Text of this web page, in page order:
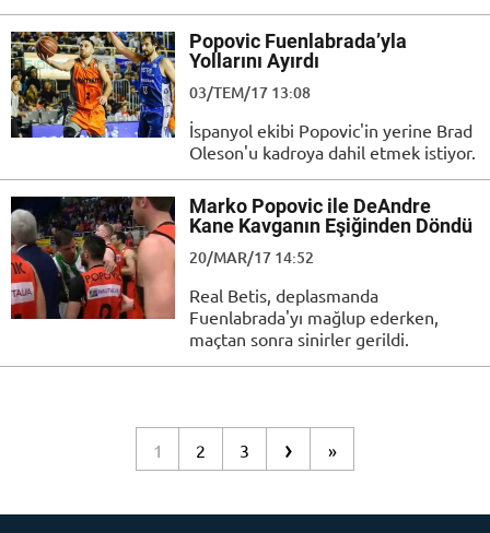
Popovic Fuenlabrada’yla
Yollarını Ayırdı
03/TEM/17 13:08
İspanyol ekibi Popovic'in yerine Brad
Oleson'u kadroya dahil etmek istiyor.
Marko Popovic ile DeAndre
Kane Kavganın Eşiğinden Döndü
20/MAR/17 14:52
Real Betis, deplasmanda
Fuenlabrada'yı mağlup ederken,
maçtan sonra sinirler gerildi.
1 2 3 › »